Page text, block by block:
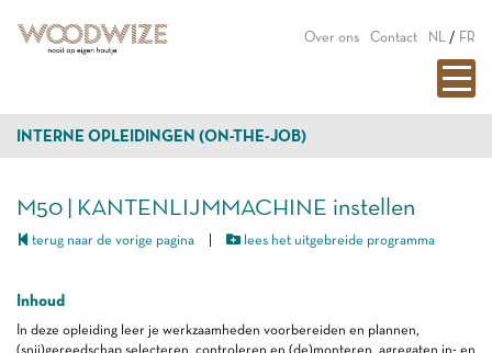
Over ons Contact NL / FR
INTERNE OPLEIDINGEN (ON-THE-JOB)
M50 | KANTENLIJMMACHINE instellen
terug naar de vorige pagina lees het uitgebreide programma
Inhoud
In deze opleiding leer je werkzaamheden voorbereiden en plannen,
(snij)gereedschap selecteren, controleren en (de)monteren, agregaten in- en